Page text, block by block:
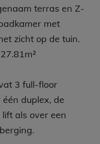
terras en Z-
met
zicht op de tuin.
3 full-floor
duplex, de
als over een